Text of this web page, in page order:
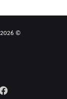
© Copyright 2026 أحلى هاوم, All Rights Reserved